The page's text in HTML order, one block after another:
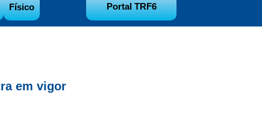
Físico Portal TRF6
em vigor